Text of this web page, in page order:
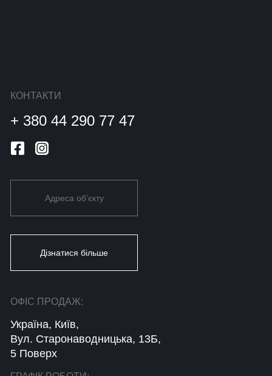
КОНТАКТИ
+ 380 44 290 77 47
Адреса об’єкту
Дізнатися більше
ОФІС ПРОДАЖ:
Україна, Київ,
Вул. Старонаводницька, 13Б,
5 Поверх